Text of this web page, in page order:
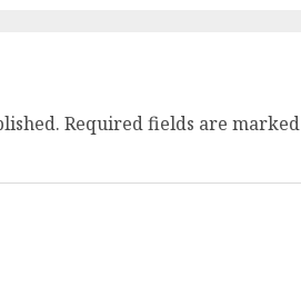
Required fields are marked